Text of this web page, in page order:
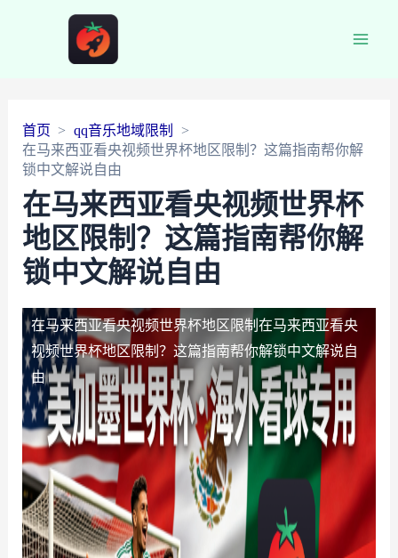
首页
qq音乐地域限制
在马来西亚看央视频世界杯地区限制？这篇指南帮你解
锁中文解说自由
在马来西亚看央视频世界杯
地区限制？这篇指南帮你解
锁中文解说自由
在马来西亚看央视频世界杯地区限制 在马来西亚看央
视频世界杯地区限制？这篇指南帮你解锁中文解说自
由